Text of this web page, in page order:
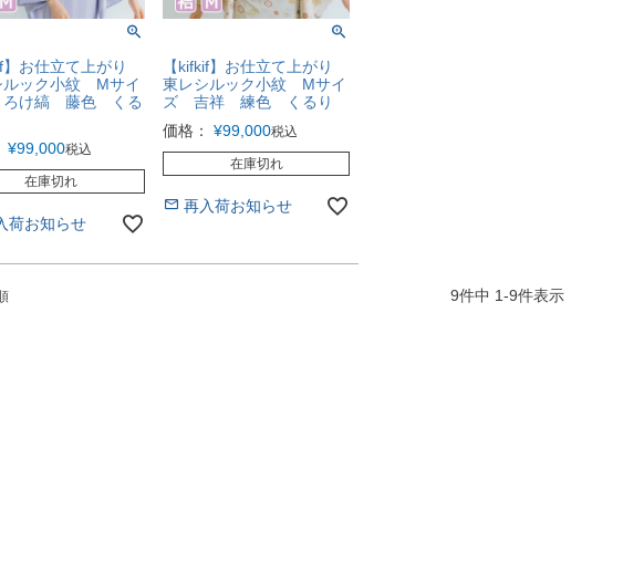
】お仕立て上がり
ルック小紋 Mサイ
け縞 藤色 くる
¥99,000税込
在庫切れ
荷お知らせ
【kifkif】お仕立て上がり
東レシルック小紋 Mサイ
ズ 吉祥 練色 くるり
価格：
¥99,000税込
在庫切れ
再入荷お知らせ
9件中 1-9件表示